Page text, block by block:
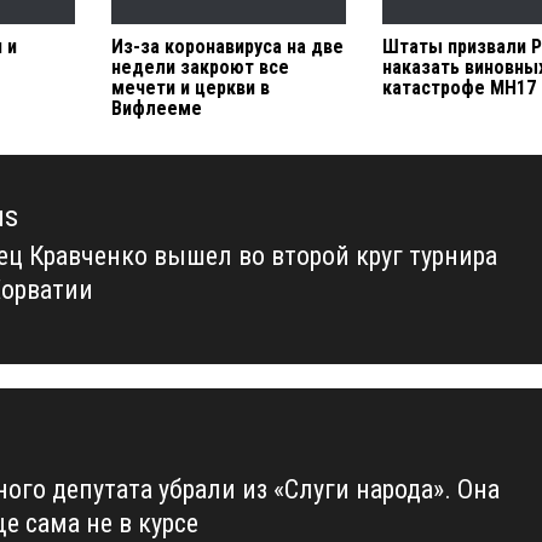
и
Из-за коронавируса на две
недели закроют все
мечети и церкви в
Вифлееме
Штаты призвали
наказать
катастрофе МН17
Кравченко вышел во второй круг турнира
депутата убрали из «Слуги народа». Она
сама не в курсе